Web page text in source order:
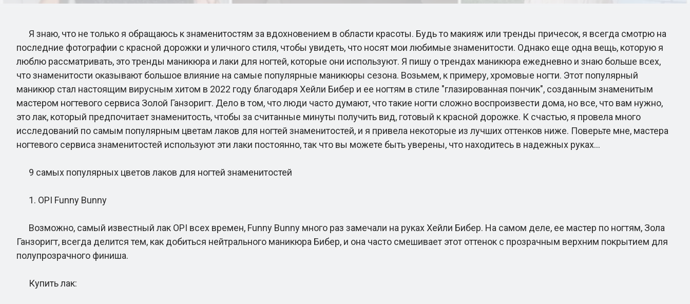
Я знаю, что не только я обращаюсь к знаменитостям за вдохновением в области красоты. Будь то макияж или тренды причесок, я всегда смотрю на
последние фотографии с красной дорожки и уличного стиля, чтобы увидеть, что носят мои любимые знаменитости. Однако еще одна вещь, которую я
люблю рассматривать, это тренды маникюра и лаки для ногтей, которые они используют. Я пишу о трендах маникюра ежедневно и знаю больше всех,
что знаменитости оказывают большое влияние на самые популярные маникюры сезона. Возьмем, к примеру, хромовые ногти. Этот популярный
маникюр стал настоящим вирусным хитом в 2022 году благодаря Хейли Бибер и ее ногтям в стиле "глазированная пончик", созданным знаменитым
мастером ногтевого сервиса Золой Ганзоригт. Дело в том, что люди часто думают, что такие ногти сложно воспроизвести дома, но все, что вам нужно,
это лак, который предпочитает знаменитость, чтобы за считанные минуты получить вид, готовый к красной дорожке. К счастью, я провела много
исследований по самым популярным цветам лаков для ногтей знаменитостей, и я привела некоторые из лучших оттенков ниже. Поверьте мне, мастера
ногтевого сервиса знаменитостей используют эти лаки постоянно, так что вы можете быть уверены, что находитесь в надежных руках...
9 самых популярных цветов лаков для ногтей знаменитостей
1. OPI Funny Bunny
Возможно, самый известный лак OPI всех времен, Funny Bunny много раз замечали на руках Хейли Бибер. На самом деле, ее мастер по ногтям, Зола
Ганзоригт, всегда делится тем, как добиться нейтрального маникюра Бибер, и она часто смешивает этот оттенок с прозрачным верхним покрытием для
полупрозрачного финиша.
Купить лак: